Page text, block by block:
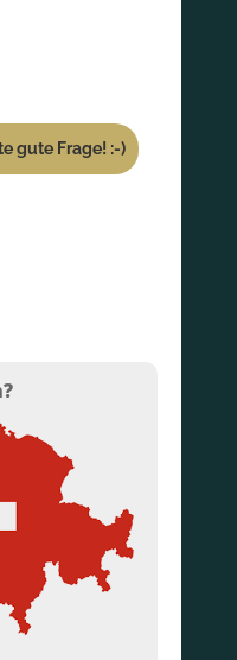
gute Frage! :-)